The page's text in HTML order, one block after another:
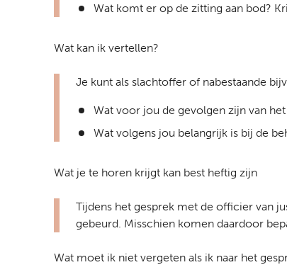
Wat komt er op de zitting aan bod?
Wat kan ik vertellen?
Je kunt als slachtoffer of nabestaande
Wat voor jou de gevolgen zijn van
Wat volgens jou belangrijk is bij de
Wat je te horen krijgt kan best heftig zijn
Tijdens het gesprek met de officier van
gebeurd. Misschien komen daardoor
Wat moet ik niet vergeten als ik naar het